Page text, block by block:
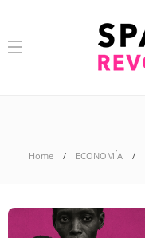
Home ECONOMÍA